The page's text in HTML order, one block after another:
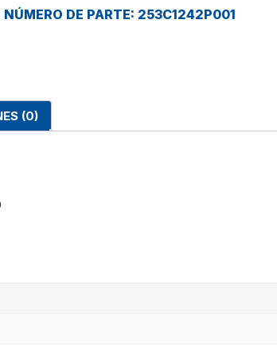
NÚMERO DE PARTE: 253C1242P001
(0)